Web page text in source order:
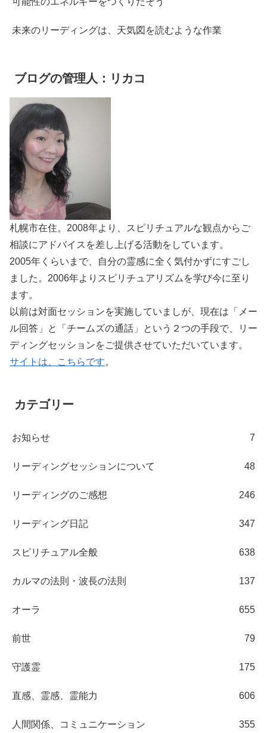
未来のリーディングは、天気図を読むような作業
ブログの管理人：リカコ
札幌市在住。2008年より、スピリチュアルな観点からご
相談にアドバイスを差し上げる活動をしています。
2005年くらいまで、自分の霊感に全く気付かずにすごし
ました。2006年よりスピリチュアリズムを学び今に至り
ます。
以前は対面セッションを実施していましが、現在は「メー
ル回答」と「チームズの通話」という２つの手段で、リー
ディングセッションをご提供させていただいています。
サイトは、こちらです。
カテゴリー
お知らせ 7
リーディングセッションについて 48
リーディングのご感想 246
リーディング日記 347
スピリチュアル全般 638
カルマの法則・波長の法則 137
オーラ 655
前世 79
守護霊 175
直感、霊感、霊能力 606
人間関係、コミュニケーション 355